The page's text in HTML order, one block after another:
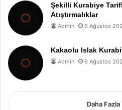
Şekilli Kurabiye
Atıştırmalıklar
Admin 6 Ağustos
Kakaolu Islak
Admin 6 Ağustos
Daha Fazla